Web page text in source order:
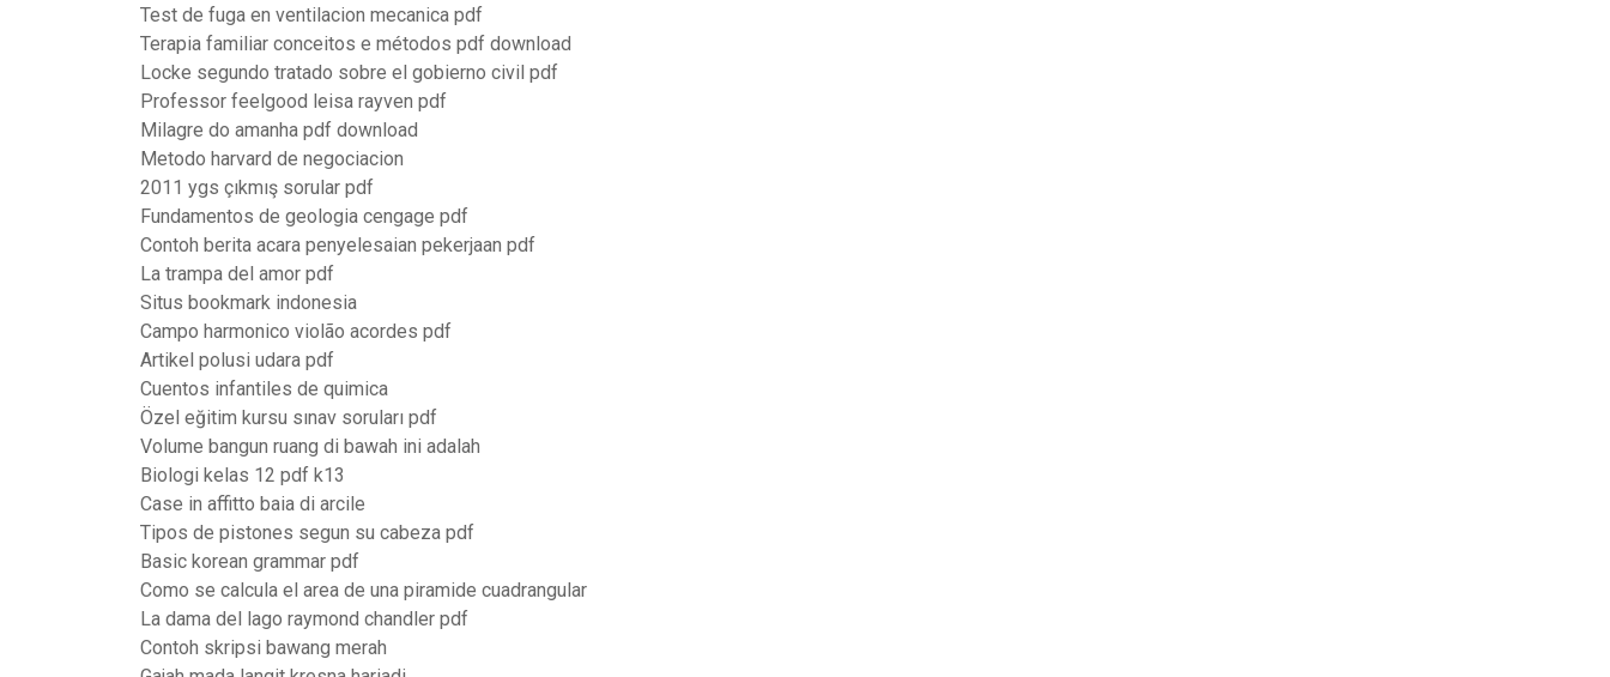
Test de fuga en ventilacion mecanica pdf
Terapia familiar conceitos e métodos pdf download
Locke segundo tratado sobre el gobierno civil pdf
Professor feelgood leisa rayven pdf
Milagre do amanha pdf download
Metodo harvard de negociacion
2011 ygs çıkmış sorular pdf
Fundamentos de geologia cengage pdf
Contoh berita acara penyelesaian pekerjaan pdf
La trampa del amor pdf
Situs bookmark indonesia
Campo harmonico violão acordes pdf
Artikel polusi udara pdf
Cuentos infantiles de quimica
Özel eğitim kursu sınav soruları pdf
Volume bangun ruang di bawah ini adalah
Biologi kelas 12 pdf k13
Case in affitto baia di arcile
Tipos de pistones segun su cabeza pdf
Basic korean grammar pdf
Como se calcula el area de una piramide cuadrangular
La dama del lago raymond chandler pdf
Contoh skripsi bawang merah